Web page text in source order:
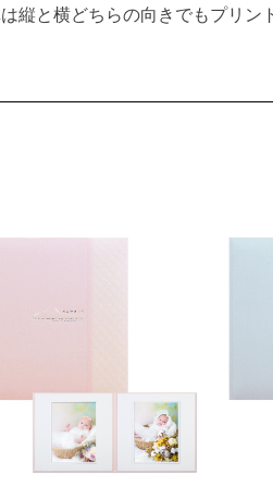
縦と横どちらの向きでもプリン